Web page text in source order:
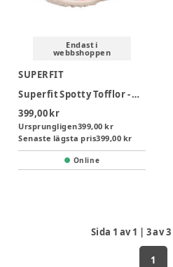
Endast i
webbshoppen
SUPERFIT
Superfit Spotty Tofflor - Rosa
399,00 kr
Ursprungligen399,00 kr
Senaste lägsta pris399,00 kr
Online
Sida 1 av1 | 3av3
1